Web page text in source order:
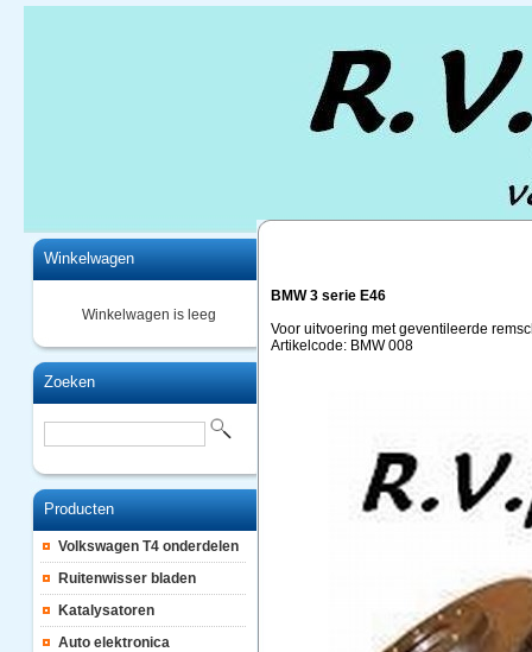
Winkelwagen
Winkelwagen is leeg
Zoeken
Producten
Volkswagen T4 onderdelen
Ruitenwisser bladen
Katalysatoren
Auto elektronica
BMW 3 serie E46
Voor uitvoering met geventileerde
Artikelcode: BMW 008